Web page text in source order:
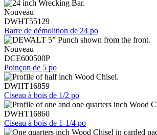
Nouveau
DWHT55129
Barre de démolition de 24 po
Nouveau
DCE600500P
Poinçon de 5 po
DWHT16859
Ciseau à bois de 1/2 po
DWHT16860
Ciseau à bois de 1-1/4 po